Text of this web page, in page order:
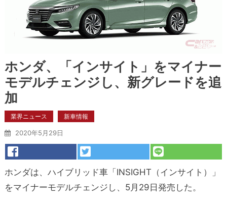
ホンダ、「インサイト」をマイナー
モデルチェンジし、新グレードを追
加
業界ニュース 新車情報
2020年5月29日
ホンダは、ハイブリッド車「INSIGHT（インサイト）」
をマイナーモデルチェンジし、5月29日発売した。